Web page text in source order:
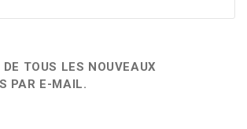
TOUS LES NOUVEAUX
PAR E-MAIL.